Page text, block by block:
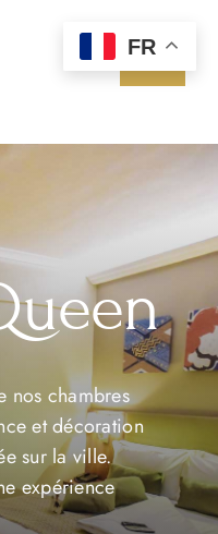
Toggle
nos chambres
et décoration
sur la ville.
expérience
FR